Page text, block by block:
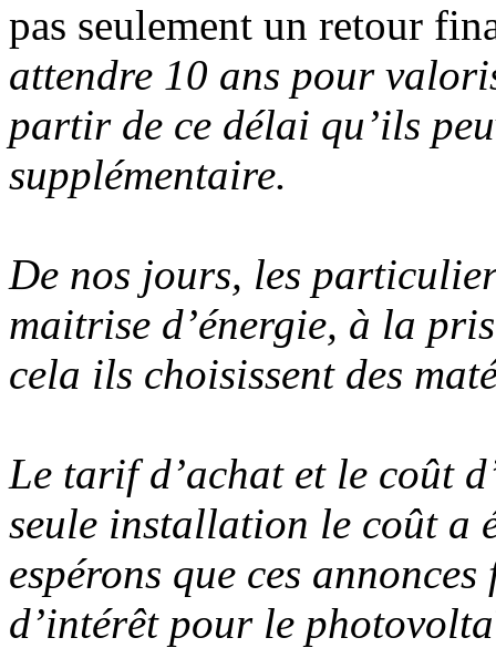
pas seulement un retour
attendre 10 ans pour
partir de ce délai qu’ils
supplémentaire.
De nos jours, les
maitrise d’énergie, à la
cela ils choisissent des
Le tarif d’achat et le coût
seule installation le coût a
espérons que ces
d’intérêt pour le